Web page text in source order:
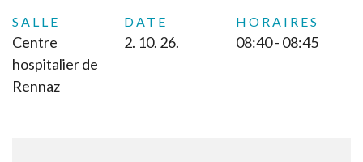
SALLE
Centre
hospitalier de
Rennaz
DATE
2. 10. 26.
HORAIRES
08:40 - 08:45